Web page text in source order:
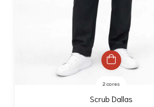
2 cores
Scrub Dallas